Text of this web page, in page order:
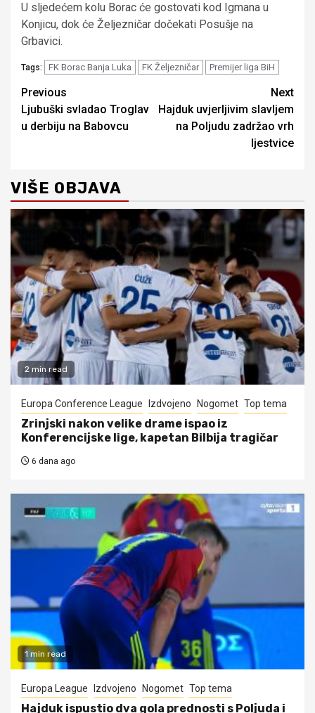
U sljedećem kolu Borac će gostovati kod Igmana u
Konjicu, dok će Željezničar dočekati Posušje na
Grbavici.
Tags: FK Borac Banja Luka FK Željezničar Premijer liga BiH
Continue
Reading
Previous
Ljubuški svladao Troglav
u derbiju na Babovcu
Next
Hajduk uvjerljivim slavljem
na Poljudu zadržao vrh
ljestvice
VIŠE OBJAVA
2 min read
Europa Conference League Izdvojeno Nogomet Top tema
Zrinjski nakon velike drame ispao iz
Konferencijske lige, kapetan Bilbija tragičar
6 dana ago
1 min read
Europa League Izdvojeno Nogomet Top tema
Hajduk ispustio dva gola prednosti s Poljuda i